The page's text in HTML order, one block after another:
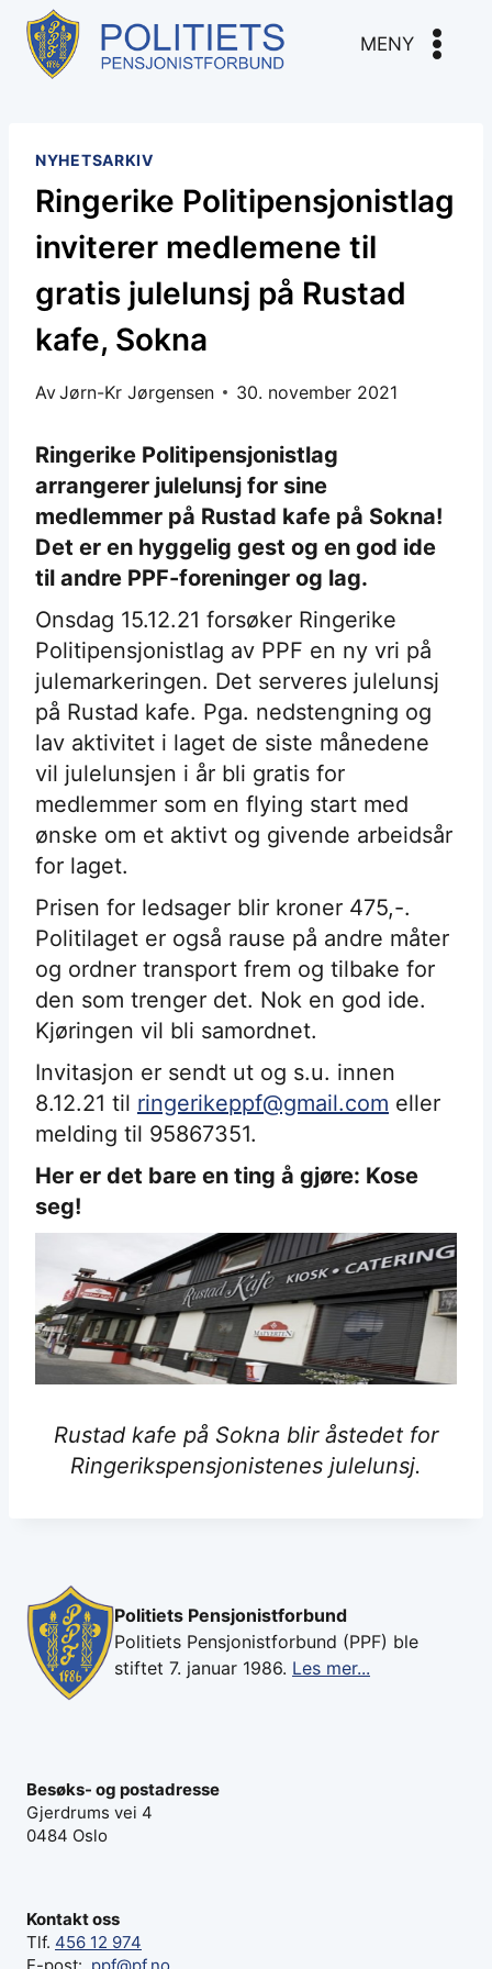
Skip
content
MENY
NYHETSARKIV
Ringerike Politipensjonistlag
inviterer medlemene til
gratis julelunsj på Rustad
kafe, Sokna
AvJørn-Kr Jørgensen 30. november 2021
Ringerike Politipensjonistlag
arrangerer julelunsj for sine
medlemmer på Rustad kafe på Sokna!
Det er en hyggelig gest og en god ide
til andre PPF-foreninger og lag.
Onsdag 15.12.21 forsøker Ringerike
Politipensjonistlag av PPF en ny vri på
julemarkeringen. Det serveres julelunsj
på Rustad kafe. Pga. nedstengning og
lav aktivitet i laget de siste månedene
vil julelunsjen i år bli gratis for
medlemmer som en flying start med
ønske om et aktivt og givende arbeidsår
for laget.
Prisen for ledsager blir kroner 475,-.
Politilaget er også rause på andre måter
og ordner transport frem og tilbake for
den som trenger det. Nok en god ide.
Kjøringen vil bli samordnet.
Invitasjon er sendt ut og s.u. innen
8.12.21 til ringerikeppf@gmail.com eller
melding til 95867351.
Her er det bare en ting å gjøre: Kose
seg!
Rustad kafe på Sokna blir åstedet for
Ringerikspensjonistenes julelunsj.
Politiets Pensjonistforbund
Politiets Pensjonistforbund (PPF) ble
stiftet 7. januar 1986. Les mer...
Besøks- og postadresse
Gjerdrums vei 4
0484 Oslo
Kontakt oss
Tlf. 456 12 974